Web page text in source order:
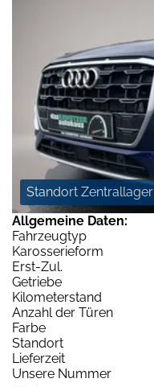
Standort Zentrallager
Allgemeine Daten:
Fahrzeugtyp
Karosserieform
Erst-Zul.
Getriebe
Kilometerstand
Anzahl der Türen
Farbe
Standort
Lieferzeit
Unsere Nummer